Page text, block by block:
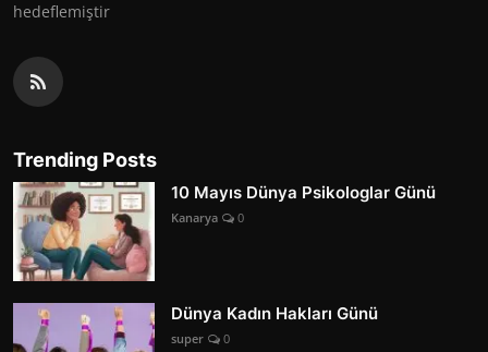
hedeflemiştir
Trending Posts
10 Mayıs Dünya Psikologlar Günü
Kanarya 0
Dünya Kadın Hakları Günü
super 0